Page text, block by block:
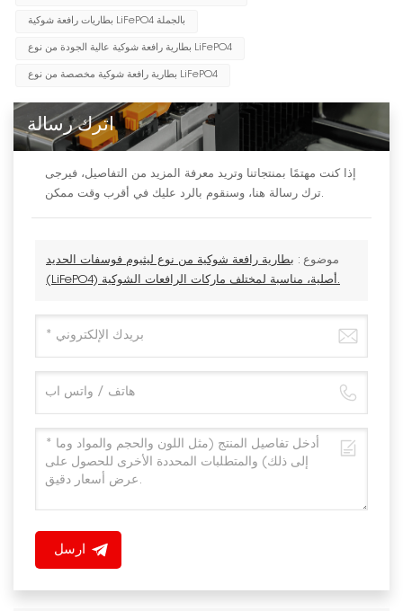
بطاريات رافعة شوكية LiFePO4 بالجملة
بطارية رافعة شوكية عالية الجودة من نوع LiFePO4
بطارية رافعة شوكية مخصصة من نوع LiFePO4
اترك رسالة
إذا كنت مهتمًا بمنتجاتنا وتريد معرفة المزيد من التفاصيل، فيرجى
ترك رسالة هنا، وسنقوم بالرد عليك في أقرب وقت ممكن.
موضوع : بطارية رافعة شوكية من نوع ليثيوم فوسفات الحديد
(LiFePO4) أصلية، مناسبة لمختلف ماركات الرافعات الشوكية.
ارسل